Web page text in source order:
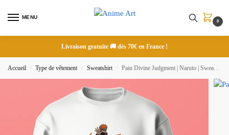
MENU
0
Livraison gratuite 🚚 dès 70€ en France !
Accueil / Type de vêtement / Sweatshirt / Pain Divine Judgment | Naruto | Sweatshirt brodé